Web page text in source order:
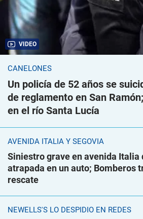
VIDEO
CANELONES
Un policía de 52 años se
de reglamento en San
en el río Santa Lucía
AVENIDA ITALIA Y SEGOVIA
Siniestro grave en avenida Italia
atrapada en un auto; Bomberos
rescate
NEWELLS'S LO DESPIDIÓ EN REDES